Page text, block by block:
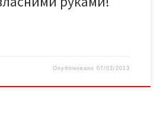
Опубліковано07/03/2013